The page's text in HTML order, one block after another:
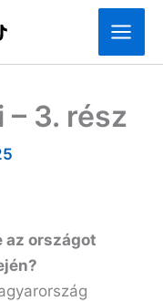
3. rész
az országot